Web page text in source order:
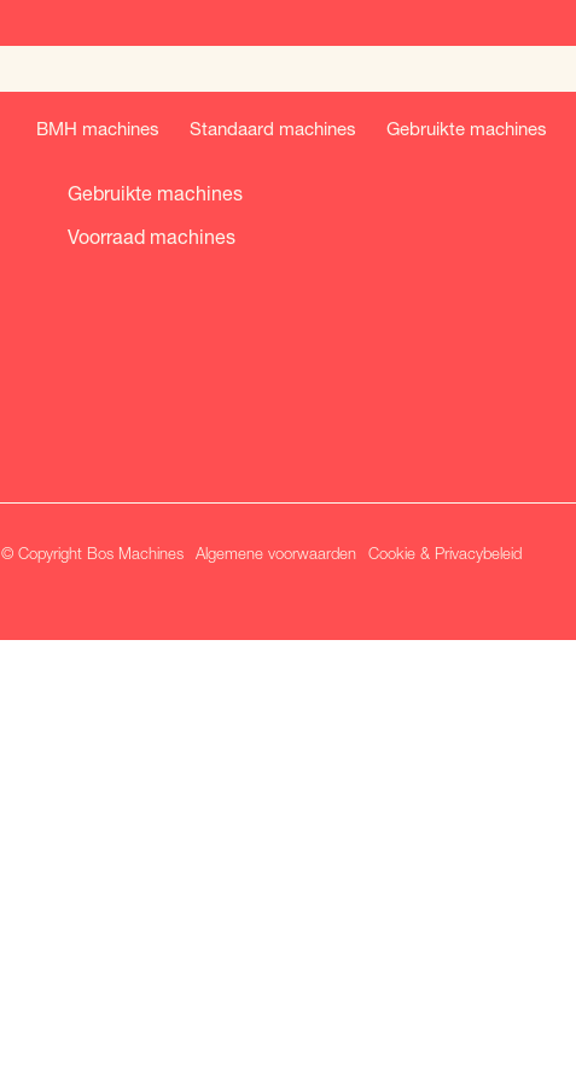
BMH machines Standaard machines Gebruikte machines
Gebruikte machines
Voorraad machines
© Copyright Bos Machines Algemene voorwaarden Cookie & Privacybeleid